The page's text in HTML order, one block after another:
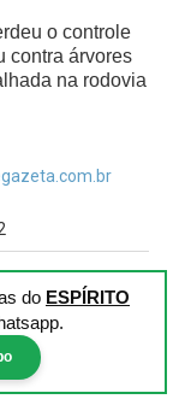
o controle
contra árvores
na rodovia
do ESPÍRITO